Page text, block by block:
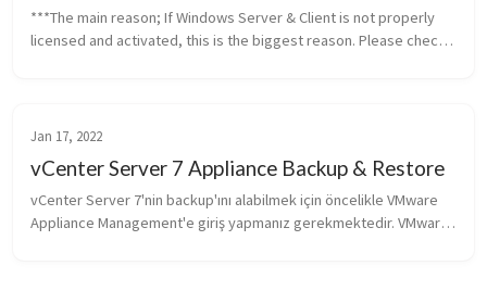
***The main reason; If Windows Server & Client is not properly
licensed and activated, this is the biggest reason. Please check
Jan 17, 2022
vCenter Server 7 Appliance Backup & Restore
vCenter Server 7'nin backup'ını alabilmek için öncelikle VMware
Appliance Management'e giriş yapmanız gerekmektedir. VMware